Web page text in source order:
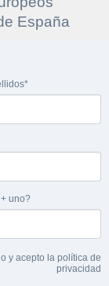
uno?
y acepto la política de
privacidad
su email el